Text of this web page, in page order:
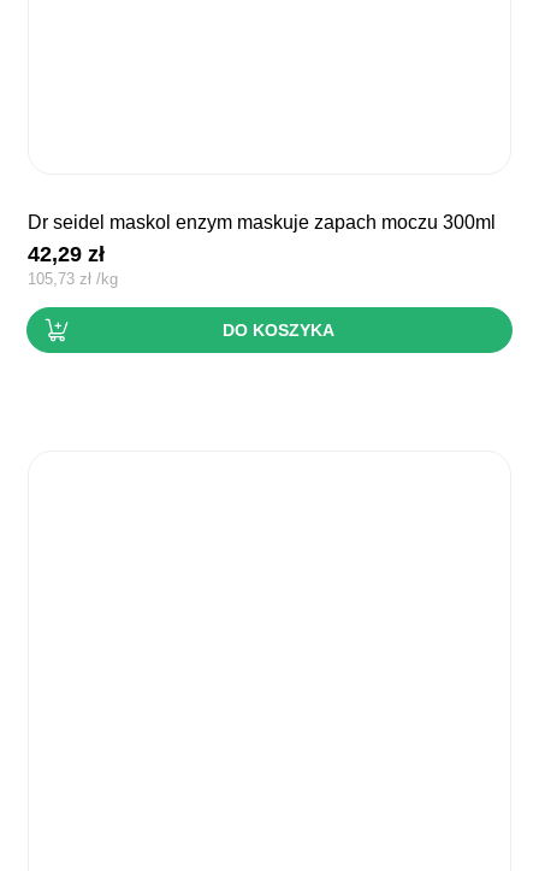
dr seidel maskol enzym maskuje zapach moczu 300ml
42,29zł
105,73zł /kg
DO KOSZYKA